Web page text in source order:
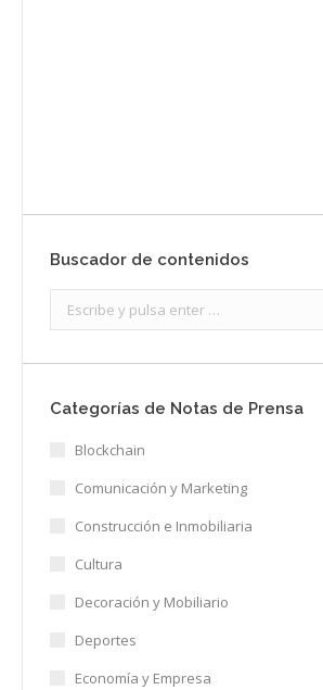
Buscador de contenidos
Categorías de Notas de Prensa
Blockchain
Comunicación y Marketing
Construcción e Inmobiliaria
Cultura
Decoración y Mobiliario
Deportes
Economía y Empresa